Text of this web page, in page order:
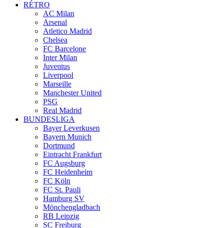
RÉTRO
AC Milan
Arsenal
Atletico Madrid
Chelsea
FC Barcelone
Inter Milan
Juventus
Liverpool
Marseille
Manchester United
PSG
Real Madrid
BUNDESLIGA
Bayer Leverkusen
Bayern Munich
Dortmund
Eintracht Frankfurt
FC Augsburg
FC Heidenheim
FC Köln
FC St. Pauli
Hamburg SV
Mönchengladbach
RB Leipzig
SC Freiburg